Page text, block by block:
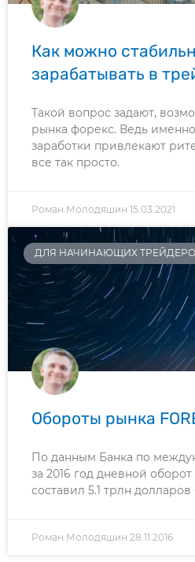
Как можно
зарабатывать в
Такой вопрос задают,
рынка форекс. Ведь
заработки привлекают
все так просто.
Роман Молодяшин 15.03.2021
ДЛЯ НАЧИНАЮЩИХ
Обороты рынка
По данным Банка по
за 2016 год дневной
составил 5.1 трлн
Роман Молодяшин 28.11.2016